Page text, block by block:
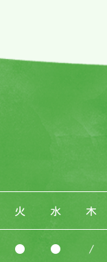
火 水 木
● ● /